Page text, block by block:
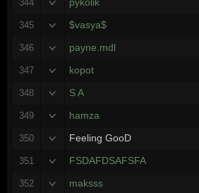
344
345 $vasya$
346 payne.mdl
347 kopot
348 S A
349 hamza
350 Feeling GooD
351 FSDAFDSAFSFA
352 maksss